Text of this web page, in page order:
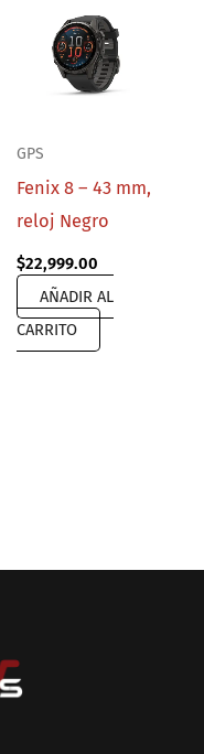
GPS
Fenix 8 – 43 mm,
reloj Negro
$22,999.00
AÑADIR AL
CARRITO